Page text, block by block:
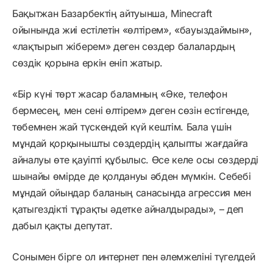
Бақытжан Базарбектің айтуынша, Minecraft
ойынында жиі естілетін «өлтірем», «бауыздаймын»,
«лақтырып жіберем» деген сөздер балалардың
сөздік қорына еркін еніп жатыр.
«Бір күні төрт жасар баламның «Әке, телефон
бермесең, мен сені өлтірем» деген сөзін естігенде,
төбемнен жай түскендей күй кештім. Бала үшін
мұндай қорқынышты сөздердің қалыпты жағдайға
айналуы өте қауіпті құбылыс. Өсе келе осы сөздерді
шынайы өмірде де қолдануы әбден мүмкін. Себебі
мұндай ойындар баланың санасында агрессия мен
қатыгездікті тұрақты әдетке айналдырады», – деп
дабыл қақты депутат.
Сонымен бірге ол интернет пен әлемжеліні түгелдей